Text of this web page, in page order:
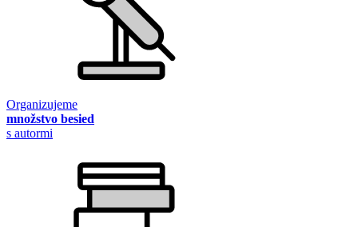
Organizujeme
množstvo besied
s autormi